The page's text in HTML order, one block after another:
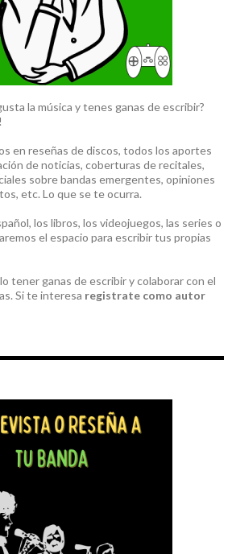
la música y tenes ganas de escribir?
en reseñas de discos, todos los aportes
de noticias, coberturas de recitales,
sobre bandas emergentes, opiniones
etc. Lo que se te ocurra.
los libros, los videojuegos, las series o
el espacio para escribir tus propias
tener ganas de escribir y colaborar con el
Si te interesa registrate como autor